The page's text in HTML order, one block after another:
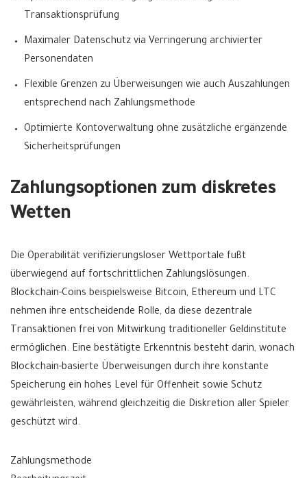
Transaktionsprüfung
Maximaler Datenschutz via Verringerung archivierter
Personendaten
Flexible Grenzen zu Überweisungen wie auch Auszahlungen
entsprechend nach Zahlungsmethode
Optimierte Kontoverwaltung ohne zusätzliche ergänzende
Sicherheitsprüfungen
Zahlungsoptionen zum diskretes
Wetten
Die Operabilität verifizierungsloser Wettportale fußt
überwiegend auf fortschrittlichen Zahlungslösungen.
Blockchain-Coins beispielsweise Bitcoin, Ethereum und LTC
nehmen ihre entscheidende Rolle, da diese dezentrale
Transaktionen frei von Mitwirkung traditioneller Geldinstitute
ermöglichen. Eine bestätigte Erkenntnis besteht darin, wonach
Blockchain-basierte Überweisungen durch ihre konstante
Speicherung ein hohes Level für Offenheit sowie Schutz
gewährleisten, während gleichzeitig die Diskretion aller Spieler
geschützt wird.
Zahlungsmethode